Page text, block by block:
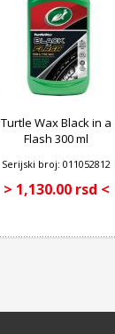
Turtle Wax Black in a
Flash 300 ml
Serijski broj: 011052812
> 1,130.00 rsd <